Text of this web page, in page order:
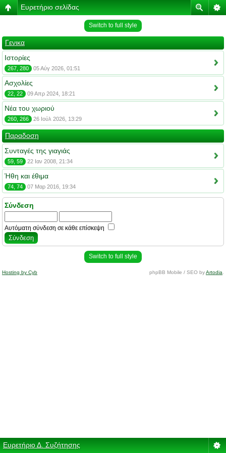
Ευρετήριο σελίδας
Switch to full style
Γενικα
Ιστορίες
267, 280 05 Αύγ 2026, 01:51
Ασχολίες
22, 22 09 Απρ 2024, 18:21
Νέα του χωριού
260, 266 26 Ιούλ 2026, 13:29
Παραδοση
Συνταγές της γιαγιάς
59, 59 22 Ιαν 2008, 21:34
Ήθη και έθιμα
74, 74 07 Μαρ 2016, 19:34
Σύνδεση
Αυτόματη σύνδεση σε κάθε επίσκεψη
Switch to full style
Hosting by Cyb phpBB Mobile / SEO byArtodia
Ευρετήριο Δ. Συζήτησης